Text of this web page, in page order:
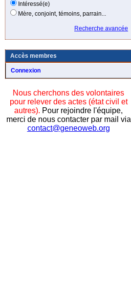
Intéressé(e)
Mère, conjoint, témoins, parrain...
Recherche avancée
Accès membres
Connexion
Nous cherchons des volontaires
pour relever des actes (état civil et
autres). Pour rejoindre l'équipe,
merci de nous contacter par mail via
contact@geneoweb.org